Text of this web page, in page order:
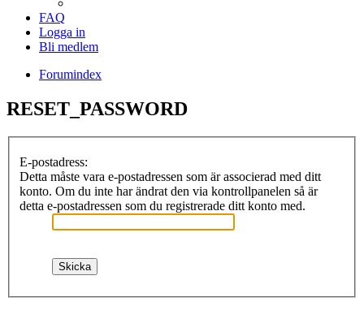
FAQ
Logga in
Bli medlem
Forumindex
RESET_PASSWORD
E-postadress:
Detta måste vara e-postadressen som är associerad med ditt
konto. Om du inte har ändrat den via kontrollpanelen så är
detta e-postadressen som du registrerade ditt konto med.